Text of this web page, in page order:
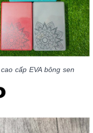
cấp EVA bông sen